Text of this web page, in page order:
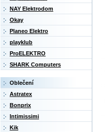
NAY Elektrodom
Okay
Planeo Elektro
playklub
ProELEKTRO
SHARK Computers
Oblečení
Astratex
Bonprix
Intimissimi
Kik